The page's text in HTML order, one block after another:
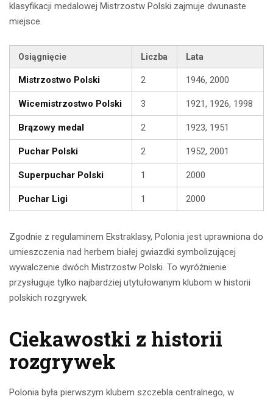
klasyfikacji medalowej Mistrzostw Polski zajmuje dwunaste
miejsce.
Osiągnięcie Liczba Lata
Mistrzostwo Polski 2 1946, 2000
Wicemistrzostwo Polski 3 1921, 1926, 1998
Brązowy medal 2 1923, 1951
Puchar Polski 2 1952, 2001
Superpuchar Polski 1 2000
Puchar Ligi 1 2000
Zgodnie z regulaminem Ekstraklasy, Polonia jest uprawniona do
umieszczenia nad herbem białej gwiazdki symbolizującej
wywalczenie dwóch Mistrzostw Polski. To wyróżnienie
przysługuje tylko najbardziej utytułowanym klubom w historii
polskich rozgrywek.
Ciekawostki z historii
rozgrywek
Polonia była pierwszym klubem szczebla centralnego, w